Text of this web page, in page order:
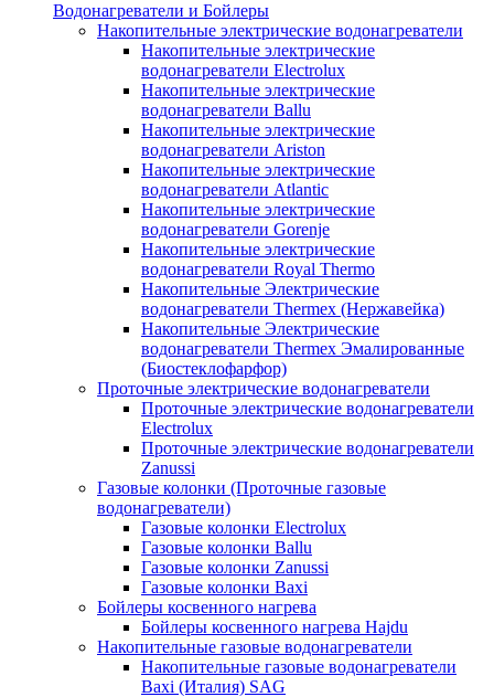
Водонагреватели и Бойлеры
Накопительные электрические водонагреватели
Накопительные электрические
водонагреватели Electrolux
Накопительные электрические
водонагреватели Ballu
Накопительные электрические
водонагреватели Ariston
Накопительные электрические
водонагреватели Atlantic
Накопительные электрические
водонагреватели Gorenje
Накопительные электрические
водонагреватели Royal Thermo
Накопительные Электрические
водонагреватели Thermex (Нержавейка)
Накопительные Электрические
водонагреватели Thermex Эмалированные
(Биостеклофарфор)
Проточные электрические водонагреватели
Проточные электрические водонагреватели
Electrolux
Проточные электрические водонагреватели
Zanussi
Газовые колонки (Проточные газовые
водонагреватели)
Газовые колонки Electrolux
Газовые колонки Ballu
Газовые колонки Zanussi
Газовые колонки Baxi
Бойлеры косвенного нагрева
Бойлеры косвенного нагрева Hajdu
Накопительные газовые водонагреватели
Накопительные газовые водонагреватели
Baxi (Италия) SAG